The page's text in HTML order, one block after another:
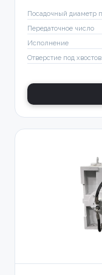
Посадочный диаметр
Передаточное число
Исполнение
Отверстие под